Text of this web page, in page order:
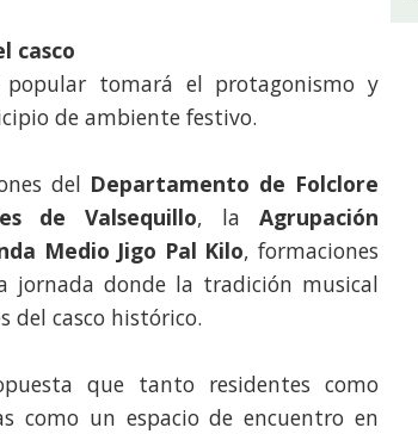
casco
tomará el protagonismo y
de ambiente festivo.
del Departamento de Folclore
de Valsequillo, la Agrupación
Medio Jigo Pal Kilo, formaciones
jornada donde la tradición musical
del casco histórico.
que tanto residentes como
como un espacio de encuentro en